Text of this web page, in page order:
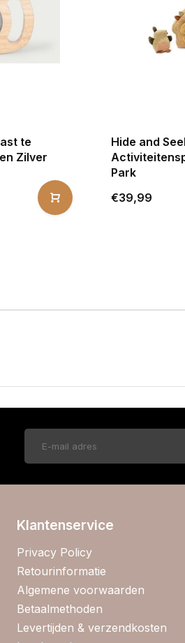
te
Zilver
Hide and
Park
€39,99
Klantenservice
Privacy Policy
Retourinformatie
Algemene voorwaarden
Betaalmethoden
Levertijden & verzendkosten